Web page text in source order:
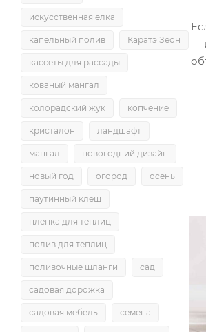
искусственная елка
капельный полив Каратэ Зеон
кассеты для рассады
кованый мангал
колорадский жук копчение
кристалон ландшафт
мангал новогодний дизайн
новый год огород осень
паутинный клещ
пленка для теплиц
полив для теплиц
поливочные шланги сад
садовая дорожка
садовая мебель семена